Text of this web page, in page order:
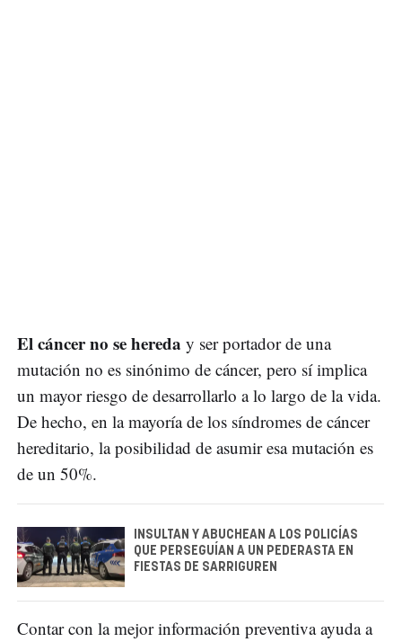
El cáncer no se hereda y ser portador de una
mutación no es sinónimo de cáncer, pero sí implica
un mayor riesgo de desarrollarlo a lo largo de la vida.
De hecho, en la mayoría de los síndromes de cáncer
hereditario, la posibilidad de asumir esa mutación es
de un 50%.
INSULTAN Y ABUCHEAN A LOS POLICÍAS
QUE PERSEGUÍAN A UN PEDERASTA EN
FIESTAS DE SARRIGUREN
Contar con la mejor información preventiva ayuda a